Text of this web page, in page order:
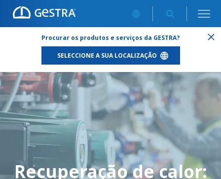
Procurar os produtos e serviços da GESTRA?
SELECCIONE A SUA LOCALIZAÇÃO
RECUPERAÇÃO DE CALOR: O HERÓI DESCONHECIDO RUMO AO
Recuperação de calor: